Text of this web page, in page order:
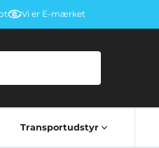
Vi er E-mærket
Transportudstyr